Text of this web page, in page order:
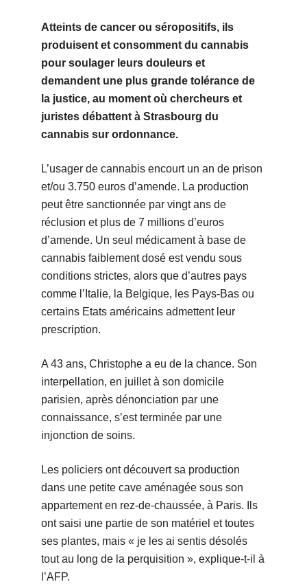
Atteints de cancer ou séropositifs, ils
produisent et consomment du cannabis
pour soulager leurs douleurs et
demandent une plus grande tolérance de
la justice, au moment où chercheurs et
juristes débattent à Strasbourg du
cannabis sur ordonnance.
L’usager de cannabis encourt un an de prison
et/ou 3.750 euros d’amende. La production
peut être sanctionnée par vingt ans de
réclusion et plus de 7 millions d’euros
d’amende. Un seul médicament à base de
cannabis faiblement dosé est vendu sous
conditions strictes, alors que d’autres pays
comme l’Italie, la Belgique, les Pays-Bas ou
certains Etats américains admettent leur
prescription.
A 43 ans, Christophe a eu de la chance. Son
interpellation, en juillet à son domicile
parisien, après dénonciation par une
connaissance, s’est terminée par une
injonction de soins.
Les policiers ont découvert sa production
dans une petite cave aménagée sous son
appartement en rez-de-chaussée, à Paris. Ils
ont saisi une partie de son matériel et toutes
ses plantes, mais « je les ai sentis désolés
tout au long de la perquisition », explique-t-il à
l’AFP.